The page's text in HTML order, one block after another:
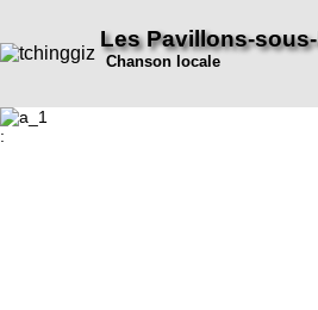
Les Pavillons-
Chanson locale
: